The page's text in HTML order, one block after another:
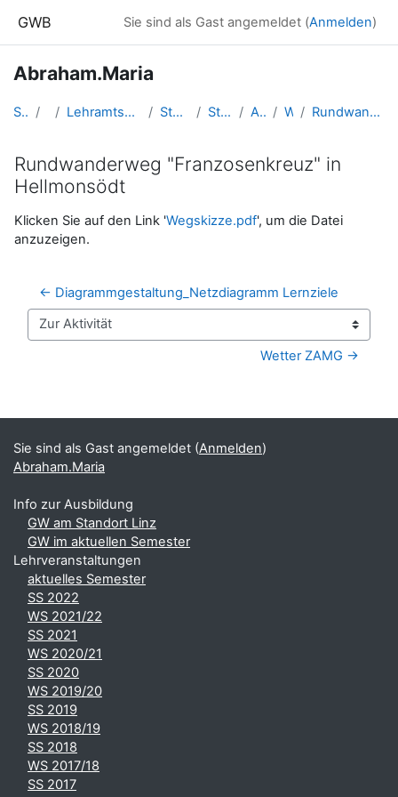
GWB Sie sind als Gast angemeldet (Anmelden)
Abraham.Maria
Startseite Kurse Lehramtsausbildung GW im Cluster Österreich Mitte Studentische Lernkurse Studienbeginn 2018 Abraham.Maria Wegskizze Rundwanderweg "Franzosenkreuz" in Hellmonsödt
Rundwanderweg "Franzosenkreuz" in
Hellmonsödt
Abschlussbedingungen
Klicken Sie auf den Link 'Wegskizze.pdf', um die Datei
anzuzeigen.
← Diagrammgestaltung_Netzdiagramm Lernziele
Zur Aktivität
Wetter ZAMG →
Ergänzungsblöcke
Sie sind als Gast angemeldet (Anmelden)
Abraham.Maria
Info zur Ausbildung
GW am Standort Linz
GW im aktuellen Semester
Lehrveranstaltungen
aktuelles Semester
SS 2022
WS 2021/22
SS 2021
WS 2020/21
SS 2020
WS 2019/20
SS 2019
WS 2018/19
SS 2018
WS 2017/18
SS 2017